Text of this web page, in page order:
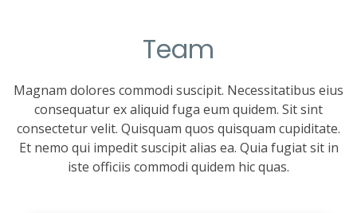
Team
Magnam dolores commodi suscipit. Necessitatibus eius
consequatur ex aliquid fuga eum quidem. Sit sint
consectetur velit. Quisquam quos quisquam cupiditate.
Et nemo qui impedit suscipit alias ea. Quia fugiat sit in
iste officiis commodi quidem hic quas.